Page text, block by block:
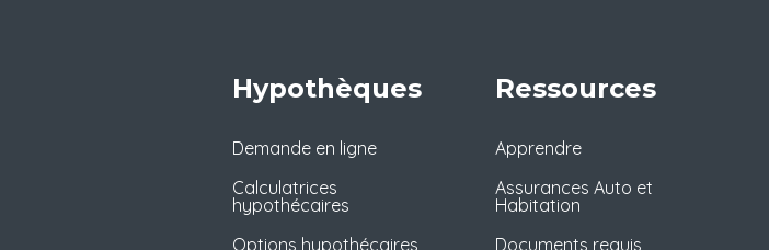
Hypothèques
Demande en ligne
Calculatrices
hypothécaires
Options hypothécaires
Ressources
Apprendre
Assurances Auto et
Habitation
Documents requis